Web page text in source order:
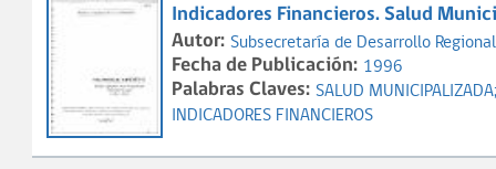
Indicadores Financieros. Salud
Autor: Subsecretaría de Desarrollo
Fecha de Publicación: 1996
Palabras Claves: SALUD
INDICADORES FINANCIEROS